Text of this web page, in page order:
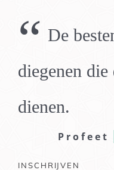
“ De
diegenen die
dienen.
Profeet
INSCHRIJVEN